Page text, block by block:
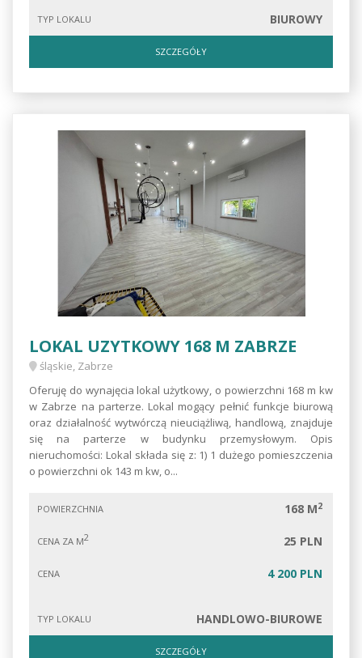
TYP LOKALU BIUROWY
SZCZEGÓŁY
LOKAL UZYTKOWY 168 M ZABRZE
śląskie, Zabrze
Oferuję do wynajęcia lokal użytkowy, o powierzchni 168 m kw
w Zabrze na parterze. Lokal mogący pełnić funkcje biurową
oraz działalność wytwórczą nieuciążliwą, handlową, znajduje
się na parterze w budynku przemysłowym. Opis
nieruchomości: Lokal składa się z: 1) 1 dużego pomieszczenia
o powierzchni ok 143 m kw, o...
POWIERZCHNIA 168 M2
CENA ZA M2 25 PLN
CENA 4 200 PLN
TYP LOKALU HANDLOWO-BIUROWE
SZCZEGÓŁY